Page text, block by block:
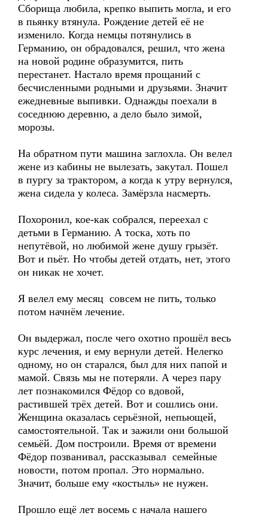
Сборища любила, крепко выпить могла, и его
в пьянку втянула. Рождение детей её не
изменило. Когда немцы потянулись в
Германию, он обрадовался, решил, что жена
на новой родине образумится, пить
перестанет. Настало время прощаний с
бесчисленными родными и друзьями. Значит
ежедневные выпивки. Однажды поехали в
соседнюю деревню, а дело было зимой,
морозы.
На обратном пути машина заглохла. Он велел
жене из кабины не вылезать, закутал. Пошел
в пургу за трактором, а когда к утру вернулся,
жена сидела у колеса. Замёрзла насмерть.
Похоронил, кое-как собрался, переехал с
детьми в Германию. А тоска, хоть по
непутёвой, но любимой жене душу грызёт.
Вот и пьёт. Но чтобы детей отдать, нет, этого
он никак не хочет.
Я велел ему месяц совсем не пить, только
потом начнём лечение.
Он выдержал, после чего охотно прошёл весь
курс лечения, и ему вернули детей. Нелегко
одному, но он старался, был для них папой и
мамой. Связь мы не потеряли. А через пару
лет познакомился Фёдор со вдовой,
растившей трёх детей. Вот и сошлись они.
Женщина оказалась серьёзной, непьющей,
самостоятельной. Так и зажили они большой
семьёй. Дом построили. Время от времени
Фёдор позванивал, рассказывал семейные
новости, потом пропал. Это нормально.
Значит, больше ему «костыль» не нужен.
Прошло ещё лет восемь с начала нашего